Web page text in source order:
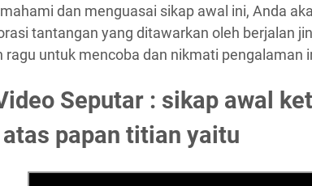
dan menguasai sikap awal ini, Anda
tantangan yang ditawarkan oleh berjalan
ragu untuk mencoba dan nikmati pengalaman
Seputar : sikap awal
papan titian yaitu